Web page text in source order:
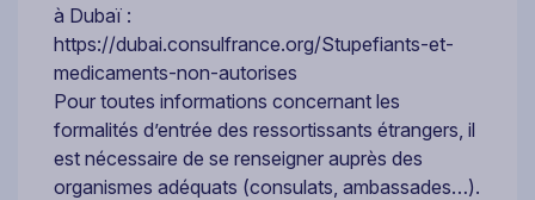
à Dubaï :
https://dubai.consulfrance.org/Stupefiants-et-
medicaments-non-autorises
Pour toutes informations concernant les
formalités d’entrée des ressortissants étrangers, il
est nécessaire de se renseigner auprès des
organismes adéquats (consulats, ambassades…).